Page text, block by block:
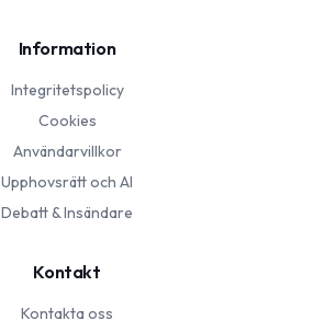
Information
Integritetspolicy
Cookies
Användarvillkor
Upphovsrätt och AI
Debatt & Insändare
Kontakt
Kontakta oss